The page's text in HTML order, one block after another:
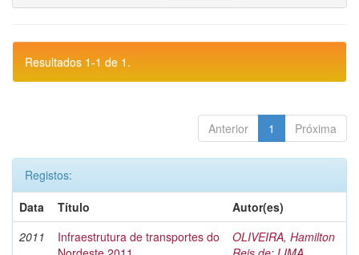
Resultados 1-1 de 1.
Anterior 1 Próxima
Registos:
Data
Título
Autor(es)
2011
Infraestrutura de transportes do
OLIVEIRA, Hamilton